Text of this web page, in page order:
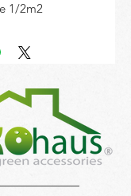
1/2m2